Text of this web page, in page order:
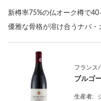
新樽率75%の仏オーク樽で
優雅な骨格が溶け合うナパ・
フランス
ブルゴ
生産者: